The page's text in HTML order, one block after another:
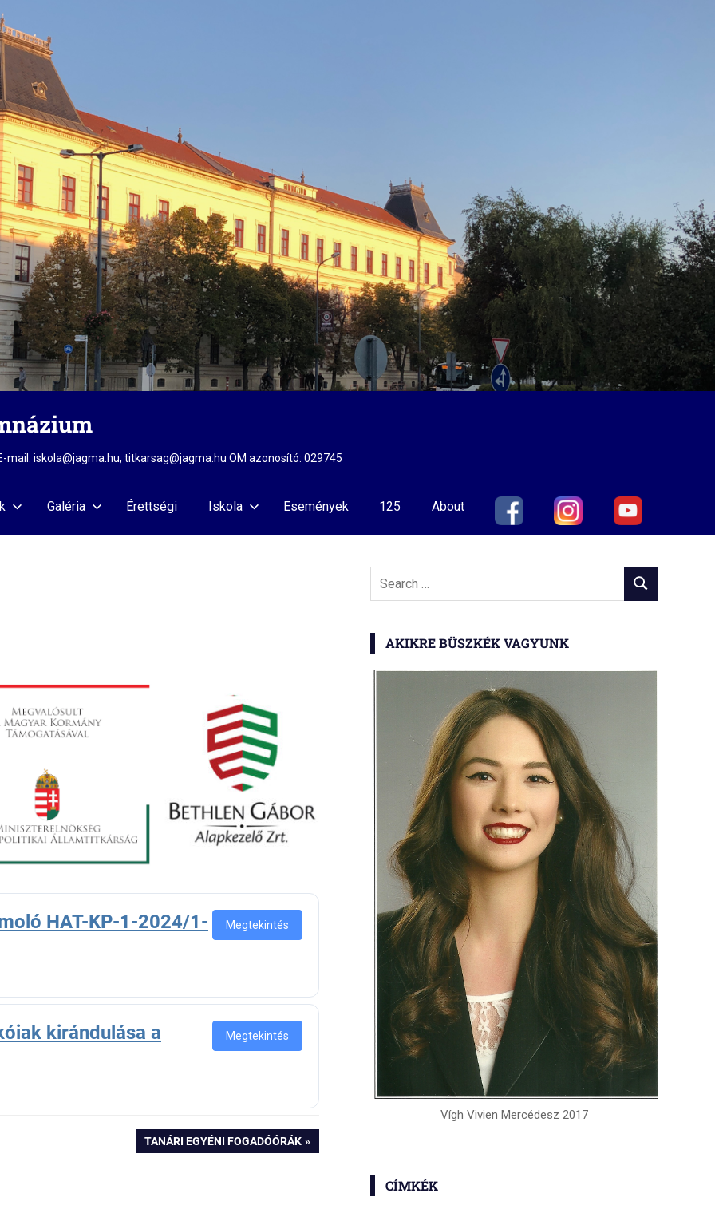
iskola@jagma.hu, titkarsag@jagma.hu OM azonosító: 029745
Galéria Érettségi Iskola Események 125 About
HAT-KP-1-2024/1-
Megtekintés
kirándulása a
Megtekintés
NEXT
TANÁRI EGYÉNI FOGADÓÓRÁK
Search
SEARCH
AKIKRE BÜSZKÉK VAGYUNK
Vígh Vivien Mercédesz 2017
CÍMKÉK